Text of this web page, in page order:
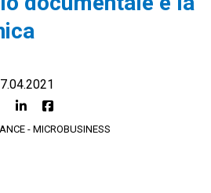
- MICROBUSINESS